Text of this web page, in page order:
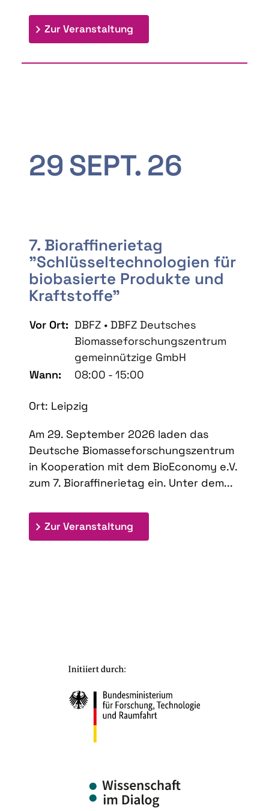
Zur Veranstaltung
29SEPT. 26
7. Bioraffinerietag
"Schlüsseltechnologien für
biobasierte Produkte und
Kraftstoffe"
Vor Ort: DBFZ • DBFZ Deutsches
Biomasseforschungszentrum
gemeinnützige GmbH
Wann:
08:00 - 15:00
Ort: Leipzig
Am 29. September 2026 laden das
Deutsche Biomasseforschungszentrum
in Kooperation mit dem BioEconomy e.V.
zum 7. Bioraffinerietag ein. Unter dem...
Zur Veranstaltung